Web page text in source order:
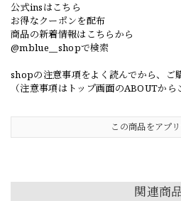
公式insはこちら
お得なクーポンを配布
商品の新着情報はこちらから
@mblue__shopで検索
shopの注意事項をよく読んでから、ご
（注意事項はトップ画面のABOUTから
この商品をアプ
関連商